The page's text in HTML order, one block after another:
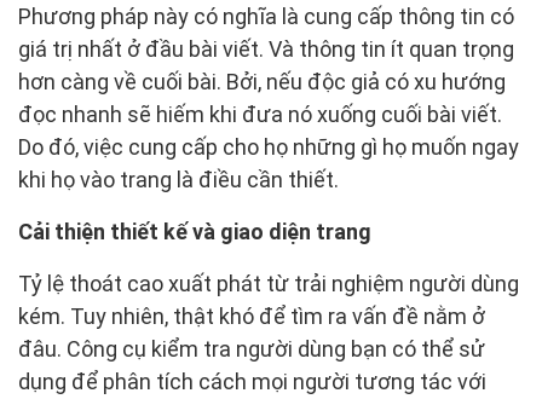
Phương pháp này có nghĩa là cung cấp thông tin có
giá trị nhất ở đầu bài viết. Và thông tin ít quan trọng
hơn càng về cuối bài. Bởi, nếu độc giả có xu hướng
đọc nhanh sẽ hiếm khi đưa nó xuống cuối bài viết.
Do đó, việc cung cấp cho họ những gì họ muốn ngay
khi họ vào trang là điều cần thiết.
Cải thiện thiết kế và giao diện trang
Tỷ lệ thoát cao xuất phát từ trải nghiệm người dùng
kém. Tuy nhiên, thật khó để tìm ra vấn đề nằm ở
đâu. Công cụ kiểm tra người dùng bạn có thể sử
dụng để phân tích cách mọi người tương tác với